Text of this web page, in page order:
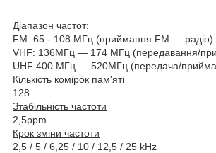
Діапазон частот:
FM: 65 - 108 МГц (приймання FM — радіо)
VHF: 136МГц — 174 МГц (передавання/
UHF 400 МГц — 520МГц (передача/
Кількість комірок пам'яті
128
Зтабільність частоти
2,5ppm
Крок зміни частоти
2,5 / 5 / 6,25 / 10 / 12,5 / 25 kHz